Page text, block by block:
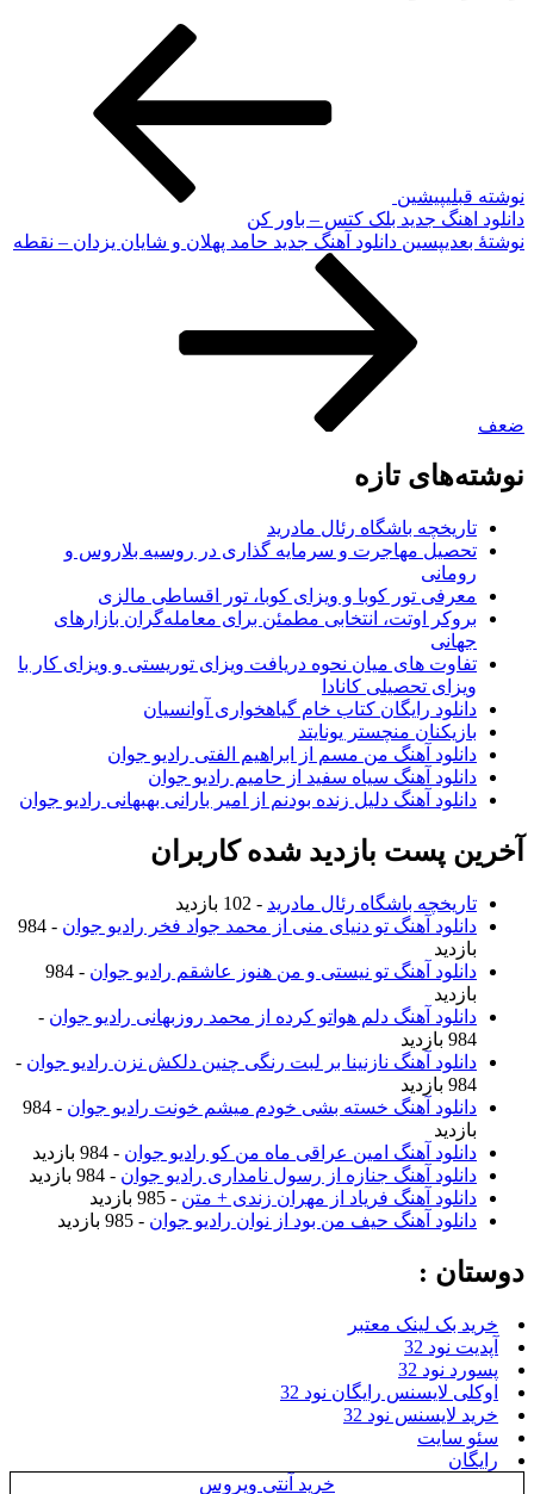
نوشته قبلیپیشین
دانلود اهنگ جدید بلک کتس – باور کن
نوشته‌ٔ بعدیپسین دانلود آهنگ جدید حامد پهلان و شایان یزدان – نقطه
ضعف
نوشته‌های تازه
تاریخچه باشگاه رئال مادرید
تحصیل مهاجرت و سرمایه گذاری در روسیه بلاروس و
رومانی
معرفی تور کوبا و ویزای کوبا، تور اقساطی مالزی
بروکر اوتت، انتخابی مطمئن برای معامله‌گران بازارهای
جهانی
تفاوت های میان نحوه دریافت ویزای توریستی و ویزای کار با
ویزای تحصیلی کانادا
دانلود رایگان کتاب خام گیاهخواری آوانسیان
بازیکنان منچستر یونایتد
دانلود آهنگ من مسم از ابراهیم الفتی رادیو جوان
دانلود آهنگ سیاه سفید از حامیم رادیو جوان
دانلود آهنگ دلیل زنده بودنم از امیر بارانی بهبهانی رادیو جوان
آخرین پست بازدید شده کاربران
تاریخچه باشگاه رئال مادرید - 102 بازدید
دانلود آهنگ تو دنیای منی از محمد جواد فخر رادیو جوان
- 984
بازدید
دانلود آهنگ تو نیستی و من هنوز عاشقم رادیو جوان
- 984
بازدید
دانلود آهنگ دلم هواتو کرده از محمد روزبهانی رادیو جوان -
984 بازدید
دانلود آهنگ نازنینا بر لبت رنگی چنین دلکش نزن رادیو جوان -
984 بازدید
دانلود آهنگ خسته بشی خودم میشم خونت رادیو جوان
- 984
بازدید
دانلود آهنگ امین عراقی ماه من کو رادیو جوان - 984 بازدید
دانلود آهنگ جنازه از رسول نامداری رادیو جوان - 984 بازدید
دانلود آهنگ فریاد از مهران زندی + متن - 985 بازدید
دانلود آهنگ حیف من بود از نوان رادیو جوان - 985 بازدید
دوستان :
خرید بک لینک معتبر
آپدیت نود 32
پسورد نود 32
اوکلی لایسنس رایگان نود 32
خرید لایسنس نود 32
سئو سایت
رایگان
خرید آنتی ویروس